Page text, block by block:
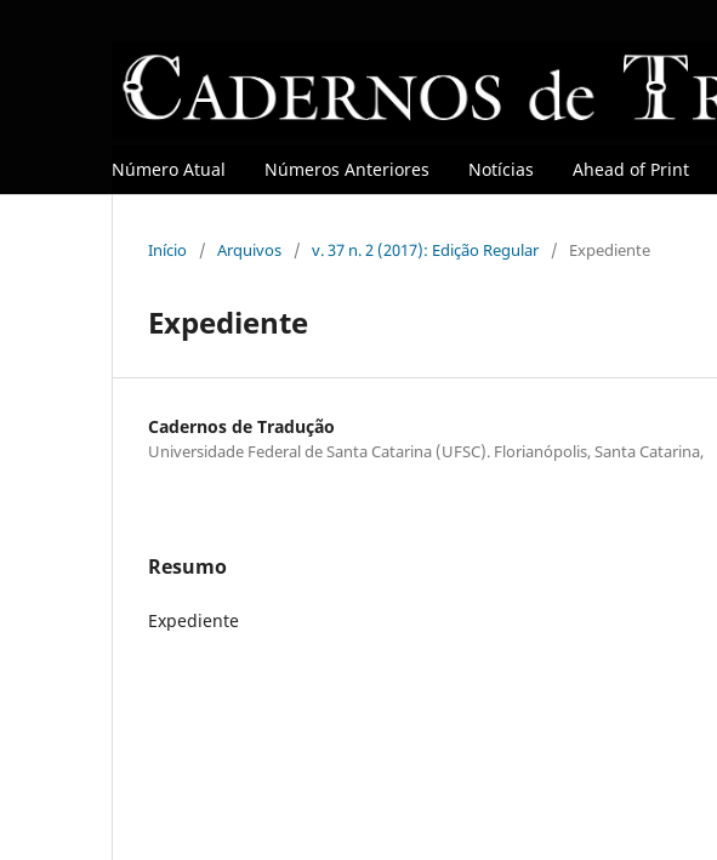
Número Atual Números Anteriores Notícias Ahead of Print
Início / Arquivos / v. 37 n. 2 (2017): Edição Regular / Expediente
Expediente
Cadernos de Tradução
Universidade Federal de Santa Catarina (UFSC). Florianópolis, Santa Catarina,
Resumo
Expediente